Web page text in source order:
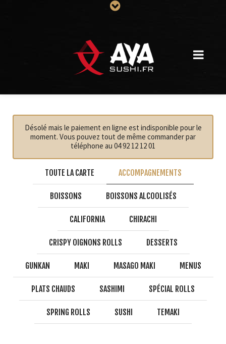
Désolé mais le paiement en ligne est indisponible pour le
moment. Vous pouvez tout de même commander par
téléphone au 04 92 12 12 01
TOUTE LA CARTE ACCOMPAGNEMENTS
BOISSONS BOISSONS ALCOOLISÉS
CALIFORNIA CHIRACHI
CRISPY OIGNONS ROLLS DESSERTS
GUNKAN MAKI MASAGO MAKI MENUS
PLATS CHAUDS SASHIMI SPÉCIAL ROLLS
SPRING ROLLS SUSHI TEMAKI